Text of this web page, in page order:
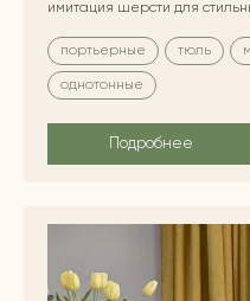
имитация шерсти для
портьерные тюль
однотонные
Подробнее